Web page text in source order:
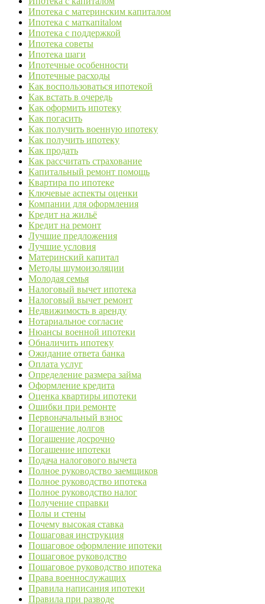
Ипотека с материнским капиталом
Ипотека с маткапitalом
Ипотека с поддержкой
Ипотека советы
Ипотека шаги
Ипотечные особенности
Ипотечные расходы
Как воспользоваться ипотекой
Как встать в очередь
Как оформить ипотеку
Как погасить
Как получить военную ипотеку
Как получить ипотеку
Как продать
Как рассчитать страхование
Капитальный ремонт помощь
Квартира по ипотеке
Ключевые аспекты оценки
Компании для оформления
Кредит на жильё
Кредит на ремонт
Лучшие предложения
Лучшие условия
Материнский капитал
Методы шумоизоляции
Молодая семья
Налоговый вычет ипотека
Налоговый вычет ремонт
Недвижимость в аренду
Нотариальное согласие
Нюансы военной ипотеки
Обналичить ипотеку
Ожидание ответа банка
Оплата услуг
Определение размера займа
Оформление кредита
Оценка квартиры ипотеки
Ошибки при ремонте
Первоначальный взнос
Погашение долгов
Погашение досрочно
Погашение ипотеки
Подача налогового вычета
Полное руководство заемщиков
Полное руководство ипотека
Полное руководство налог
Получение справки
Полы и стены
Почему высокая ставка
Пошаговая инструкция
Пошаговое оформление ипотеки
Пошаговое руководство
Пошаговое руководство ипотека
Права военнослужащих
Правила написания ипотеки
Правила при разводе